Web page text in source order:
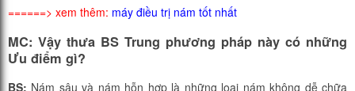
======> xem thêm: máy điều trị nám tốt nhất
MC: Vậy thưa BS Trung phương pháp này có những
Ưu điểm gì?
BS: Nám sâu và nám hỗn hợp là những loại nám không dễ chữa